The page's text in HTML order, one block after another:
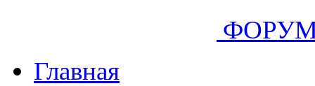
Главная